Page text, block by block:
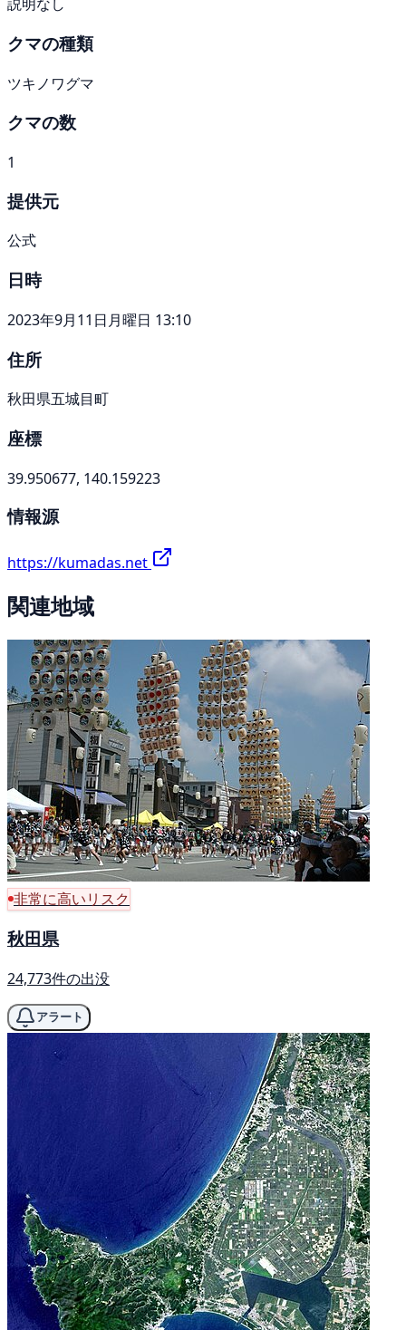
クマの種類
ツキノワグマ
クマの数
1
提供元
公式
日時
2023年9月11日月曜日 13:10
住所
秋田県五城目町
座標
39.950677, 140.159223
情報源
https://kumadas.net
関連地域
非常に高いリスク
秋田県
24,773件の出没
アラート